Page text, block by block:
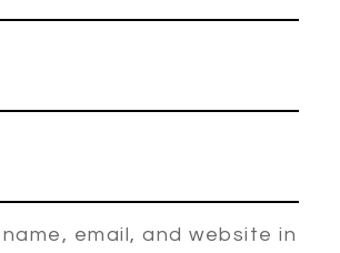
email, and website in